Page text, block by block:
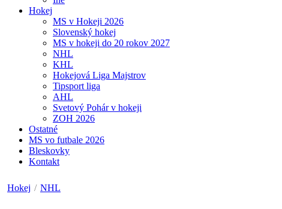
Hokej
MS v Hokeji 2026
Slovenský hokej
MS v hokeji do 20 rokov 2027
NHL
KHL
Hokejová Liga Majstrov
Tipsport liga
AHL
Svetový Pohár v hokeji
ZOH 2026
Ostatné
MS vo futbale 2026
Bleskovky
Kontakt
Hokej / NHL